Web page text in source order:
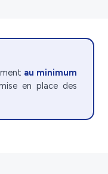
au minimum
en place des